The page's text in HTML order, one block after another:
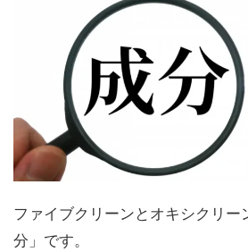
ファイブクリーンとオキシクリ
分」です。